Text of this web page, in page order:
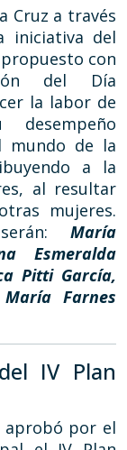
Cruz a través
iniciativa del
con
del Día
la labor de
mundo de la
a la
al resultar
mujeres.
María
Esmeralda
Pitti García,
Farnes
IV Plan
aprobó por el